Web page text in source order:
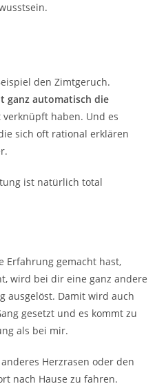
den Zimtgeruch.
ganz automatisch die
haben. Und es
sich oft rational erklären
ist natürlich total
Erfahrung gemacht hast,
wird bei dir eine ganz andere
ausgelöst. Damit wird auch
gesetzt und es kommt zu
als bei mir.
Herzrasen oder den
nach Hause zu fahren.